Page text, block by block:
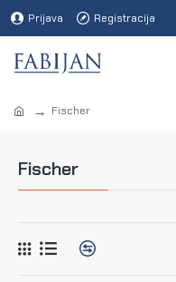
Prijava Registracija
Fischer
Fischer